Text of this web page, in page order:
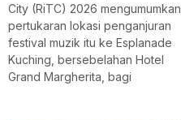
City (RiTC) 2026 mengumumkan
pertukaran lokasi penganjuran
festival muzik itu ke Esplanade
Kuching, bersebelahan Hotel
Grand Margherita, bagi